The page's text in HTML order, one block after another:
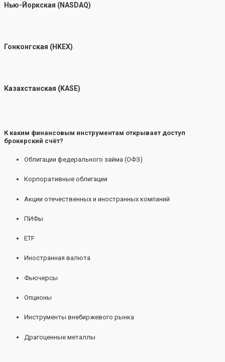
Нью-Йоркская (NASDAQ)
Гонконгская (HKEX)
Казахстанская (KASE)
К каким финансовым инструментам открывает доступ
брокерский счёт?
Облигации федерального займа (ОФЗ)
Корпоративные облигации
Акции отечественных и иностранных компаний
ПИФы
ETF
Иностранная валюта
Фьючерсы
Опционы
Инструменты внебиржевого рынка
Драгоценные металлы